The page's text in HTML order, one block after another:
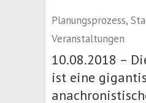
Planungsprozess,
Veranstaltungen
10.08.2018 –
ist eine